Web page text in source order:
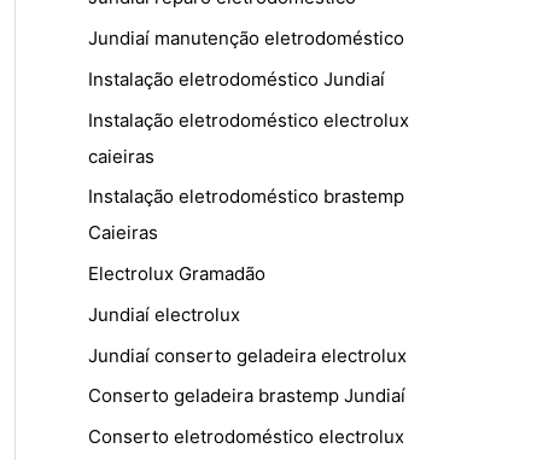
Jundiaí manutenção eletrodoméstico
Instalação eletrodoméstico Jundiaí
Instalação eletrodoméstico electrolux
caieiras
Instalação eletrodoméstico brastemp
Caieiras
Electrolux Gramadão
Jundiaí electrolux
Jundiaí conserto geladeira electrolux
Conserto geladeira brastemp Jundiaí
Conserto eletrodoméstico electrolux